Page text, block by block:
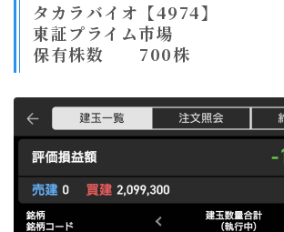
タカラバイオ【4974】
東証プライム市場
保有株数 700株